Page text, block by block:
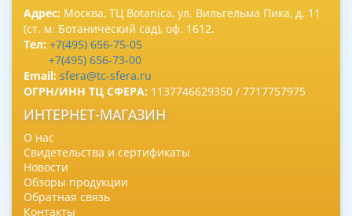
Адрес: Москва, ТЦ Botanica, ул. Вильгельма Пика, д. 11
(ст. м. Ботанический сад), оф. 1612.
Тел: +7(495) 656-75-05
+7(495) 656-73-00
Email: sfera@tc-sfera.ru
ОГРН/ИНН ТЦ СФЕРА: 1137746629350 / 7717757975
ИНТЕРНЕТ-МАГАЗИН
О нас
Свидетельства и сертификаты
Новости
Обзоры продукции
Обратная связь
Контакты